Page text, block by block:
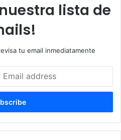
lista de
tu email inmediatamente